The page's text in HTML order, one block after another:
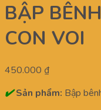
BẬP
CON VOI
450.000 ₫
✔️ Sản phẩm: Bập